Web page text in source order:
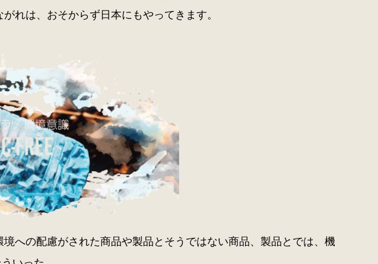
れは、おそからず日本にもやってきます。
への配慮がされた商品や製品とそうではない商品、製品とでは、機